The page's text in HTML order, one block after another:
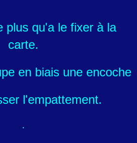
plus qu'a le fixer à la
carte.
en biais une encoche
l'empattement.